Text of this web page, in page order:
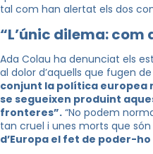
tal com han alertat els dos
“L’únic dilema: com
Ada Colau ha denunciat els
al dolor d’aquells que fugen
conjunt la política europea
se segueixen produint
fronteres”. “No podem
tan cruel i unes morts que són
d’Europa el fet de poder-